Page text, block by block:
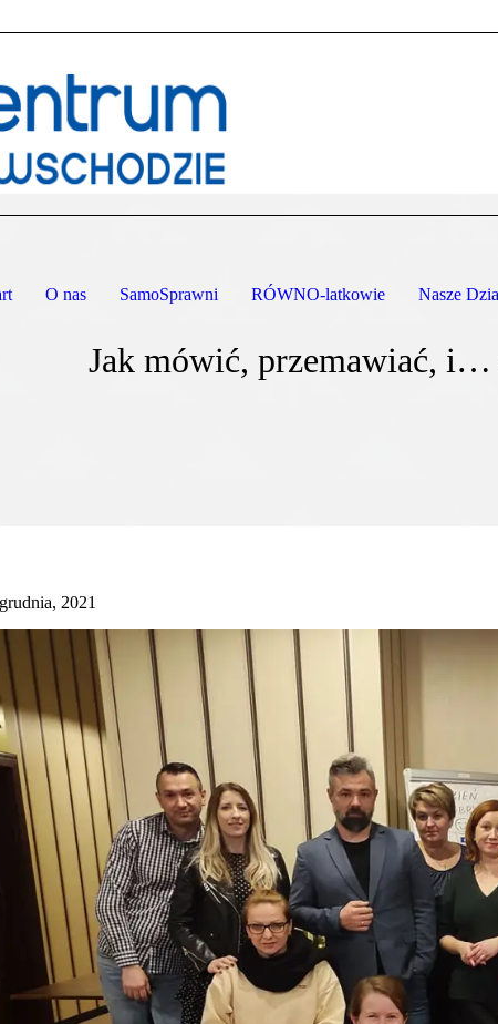
O nas SamoSprawni RÓWNO-latkowie Nasze
Jak mówić, przemawiać, i…
2021